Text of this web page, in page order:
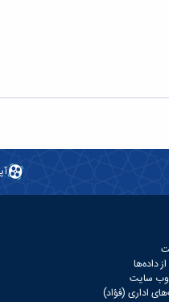
داده‌ها
وب‌ سایت
اداری (فؤاد)